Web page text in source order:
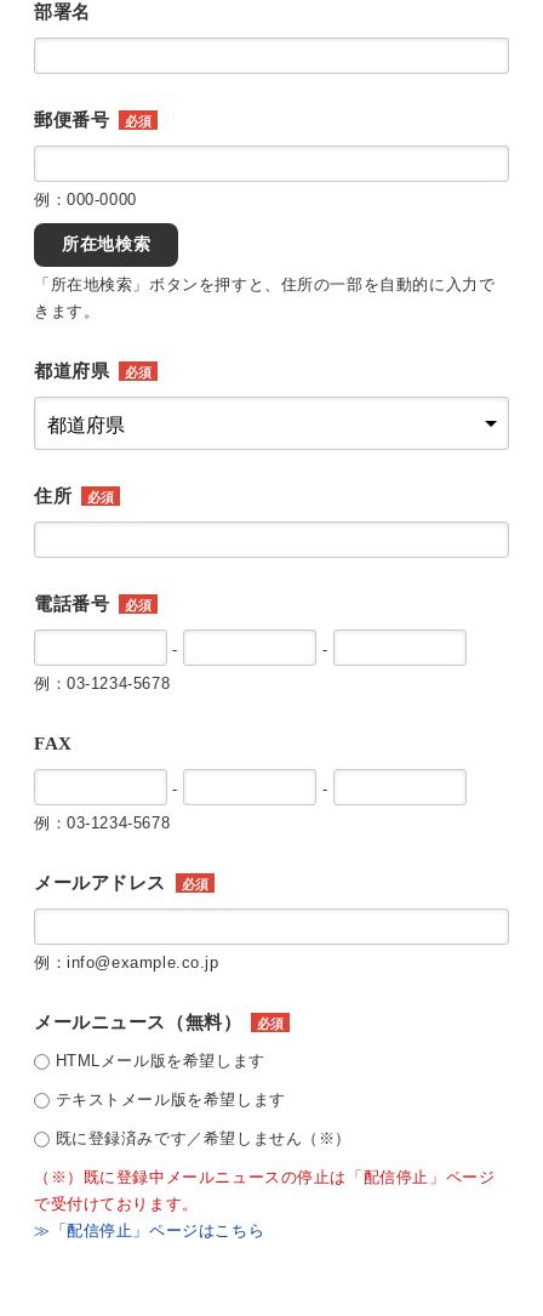
部署名
郵便番号 必須
例：000-0000
所在地検索
「所在地検索」ボタンを押すと、住所の一部を自動的に入力で
きます。
都道府県 必須
住所 必須
電話番号 必須
-
-
例：03-1234-5678
FAX
-
-
例：03-1234-5678
メールアドレス 必須
例：info@example.co.jp
メールニュース（無料） 必須
HTMLメール版を希望します
テキストメール版を希望します
既に登録済みです／希望しません（※）
（※）既に登録中メールニュースの停止は「配信停止」ページ
で受付けております。
≫「配信停止」ページはこちら